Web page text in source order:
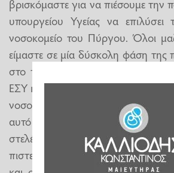
βρισκόμαστε για να πιέσουμε την
υπουργείου Υγείας να
νοσοκομείο του Πύργου. Όλοι
είμαστε σε μία δύσκολη φάση της
στο τέταρτο κύμα, βιώνουμε όλες
ΕΣΥ και όλο το φορτίο που έχει
νοσοκομειακών γιατρών όλο αυτό
αυτό υπάρχει αυτή η έλλειψη
στελέχωση του νοσοκομείο του
πιστεύουμε ότι θα δοθούν λύσεις